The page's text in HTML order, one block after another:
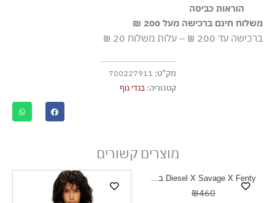
84% פוליאמיד-ניילון 16% אלסטן-ספנדקסהוראות כביסה
שטיפה ידנית
ללא חומרי הלבנה, ללא השריה
מוצר אסור בגיהוץ
אסור לנקות בניקוי יבש
משלוח חינם ברכישה מעל 200 ₪
ברכישה עד 200 ₪ – עלות משלוח 20 ₪
מק"ט: 700227911
קטגוריה:בגדי גוף
מוצרים קשורים
Diesel X Savage X Fenty ב...
₪460